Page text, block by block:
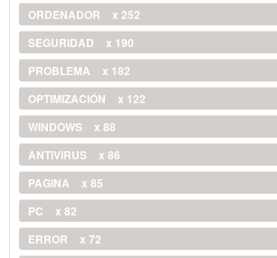
ORDENADOR
x 252
SEGURIDAD
x 190
PROBLEMA
x 182
OPTIMIZACIÓN
x 122
WINDOWS
x 88
ANTIVIRUS
x 86
PAGINA
x 85
PC
x 82
ERROR
x 72